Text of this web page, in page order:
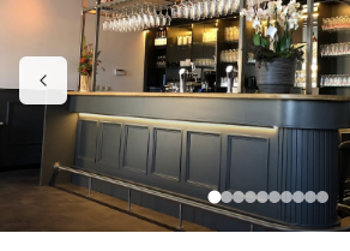
Keukens
Foodwall
Reviews